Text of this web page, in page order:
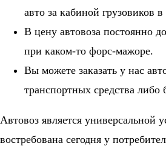
авто за кабиной грузовиков
В цену автовоза постоянно
при каком-то форс-мажоре.
Вы можете заказать у нас
транспортных средства либо
Автовоз является универсальной
востребована сегодня у